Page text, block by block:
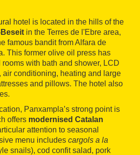
hotel is located in the hills of the
in the Terres de l'Ebre area,
famous bandit from Alfara de
This former olive oil press has
with bath and shower, LCD
air conditioning, heating and large
and pillows. The hotel also
Panxampla’s strong point is
offers modernised Catalan
attention to seasonal
menu includes cargols a la
snails), cod confit salad, pork